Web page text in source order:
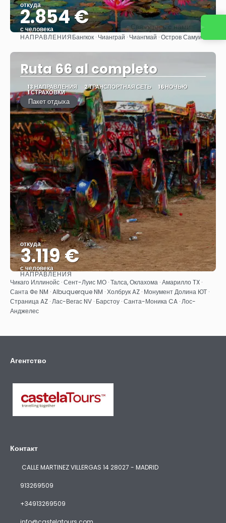
откуда
2.854 €
с человека
Видеть
НАПРАВЛЕНИЯБангкок · Чианграй · Чиангмай · Остров Самуи
Ruta 66 al completo
13 НАПРАВЛЕНИЯ 2 ТРАНСПОРТНАЯ СЕТЬ 16 НОЧЬЮ
1 СТРАХОВКИ
Пакет отдыха
откуда
3.119 €
с человека
Видеть
НАПРАВЛЕНИЯ
Чикаго Иллинойс · Сент-Луис МО · Талса, Оклахома · Амарилло TX ·
Санта Фе NM · Albuquerque NM · Холбрук AZ · Монумент Долина ЮТ ·
Страница AZ · Лас-Вегас NV · Барстоу · Санта-Моника CA · Лос-
Анджелес
Агентство
Контакт
CALLE MARTINEZ VILLERGAS 14 28027 - MADRID
913269509
+34913269509
Свяжитесь с нами